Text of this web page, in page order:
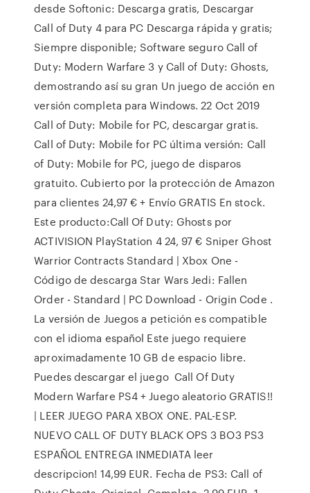
desde Softonic: Descarga gratis, Descargar
Call of Duty 4 para PC Descarga rápida y gratis;
Siempre disponible; Software seguro Call of
Duty: Modern Warfare 3 y Call of Duty: Ghosts,
demostrando así su gran Un juego de acción en
versión completa para Windows. 22 Oct 2019
Call of Duty: Mobile for PC, descargar gratis.
Call of Duty: Mobile for PC última versión: Call
of Duty: Mobile for PC, juego de disparos
gratuito. Cubierto por la protección de Amazon
para clientes 24,97 € + Envío GRATIS En stock.
Este producto:Call Of Duty: Ghosts por
ACTIVISION PlayStation 4 24, 97 € Sniper Ghost
Warrior Contracts Standard | Xbox One -
Código de descarga Star Wars Jedi: Fallen
Order - Standard | PC Download - Origin Code .
La versión de Juegos a petición es compatible
con el idioma español Este juego requiere
aproximadamente 10 GB de espacio libre.
Puedes descargar el juego Call Of Duty
Modern Warfare PS4 + Juego aleatorio GRATIS!!
| LEER JUEGO PARA XBOX ONE. PAL-ESP.
NUEVO CALL OF DUTY BLACK OPS 3 BO3 PS3
ESPAÑOL ENTREGA INMEDIATA leer
descripcion! 14,99 EUR. Fecha de PS3: Call of